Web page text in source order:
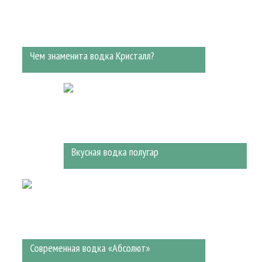
Чем знаменита водка Кристалл?
Вкусная водка полугар
Современная водка «Абсолют»